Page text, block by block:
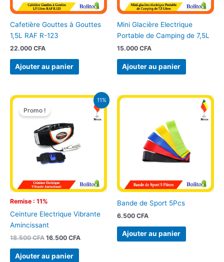
Cafetière Gouttes à Gouttes
1,5L RAF R-123
22.000 CFA
Ajouter au panier
Mini Glacière Electrique
Portable de Camping de 7,5L
15.000 CFA
Ajouter au panier
11%
Remise : 11%
Promo !
Ceinture Electrique Vibrante
Amincissant
18.500CFA
Le
initial
était :
18.500 CFA.
16.500 CFA
Le
actuel
Ajouter au panier
Bande de Sport 5Pcs
6.500 CFA
Ajouter au panier